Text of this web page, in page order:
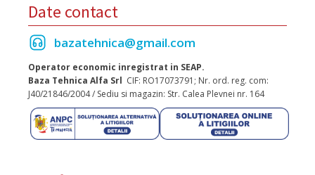
Date contact
bazatehnica@gmail.com
Operator economic inregistrat in SEAP.
Baza Tehnica Alfa Srl CIF: RO17073791; Nr. ord. reg. com:
J40/21846/2004 / Sediu si magazin: Str. Calea Plevnei nr. 164